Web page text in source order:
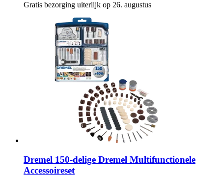
Gratis bezorging uiterlijk op 26. augustus
Dremel 150-​delige Dremel Multifunctionele
Accessoireset